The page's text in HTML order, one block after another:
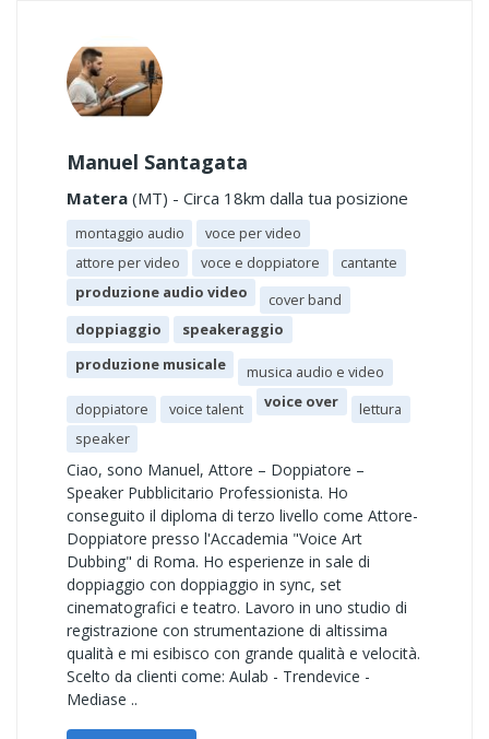
Manuel Santagata
Matera (MT) - Circa 18km dalla tua posizione
montaggio audio
voce per video
attore per video
voce e doppiatore
cantante
produzione audio video
cover band
doppiaggio
speakeraggio
produzione musicale
musica audio e video
doppiatore
voice talent voice over
lettura
speaker
Ciao, sono Manuel, Attore – Doppiatore –
Speaker Pubblicitario Professionista. Ho
conseguito il diploma di terzo livello come Attore-
Doppiatore presso l'Accademia "Voice Art
Dubbing" di Roma. Ho esperienze in sale di
doppiaggio con doppiaggio in sync, set
cinematografici e teatro. Lavoro in uno studio di
registrazione con strumentazione di altissima
qualità e mi esibisco con grande qualità e velocità.
Scelto da clienti come: Aulab - Trendevice -
Mediase ..